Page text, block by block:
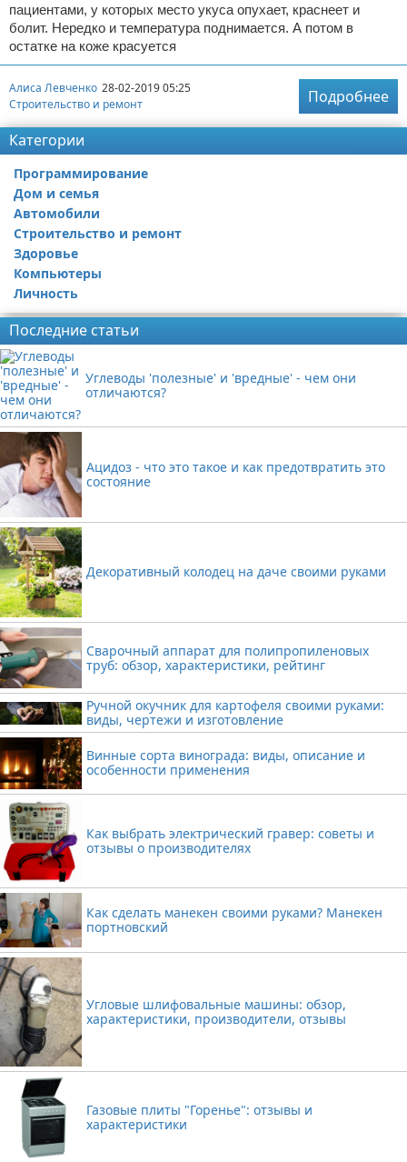
пациентами, у которых место укуса опухает, краснеет и
болит. Нередко и температура поднимается. А потом в
остатке на коже красуется
Алиса Левченко 28-02-2019 05:25
Строительство и ремонт
Подробнее
Категории
Программирование
Дом и семья
Автомобили
Строительство и ремонт
Здоровье
Компьютеры
Личность
Последние статьи
Углеводы 'полезные' и 'вредные' - чем они
отличаются?
Ацидоз - что это такое и как предотвратить это
состояние
Декоративный колодец на даче своими руками
Сварочный аппарат для полипропиленовых
труб: обзор, характеристики, рейтинг
Ручной окучник для картофеля своими руками:
виды, чертежи и изготовление
Винные сорта винограда: виды, описание и
особенности применения
Как выбрать электрический гравер: советы и
отзывы о производителях
Как сделать манекен своими руками? Манекен
портновский
Угловые шлифовальные машины: обзор,
характеристики, производители, отзывы
Газовые плиты "Горенье": отзывы и
характеристики